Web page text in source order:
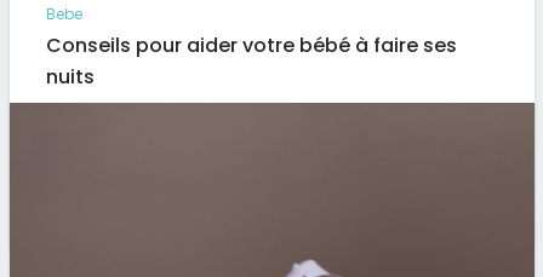
Bebe
Conseils pour aider votre bébé à faire ses
nuits